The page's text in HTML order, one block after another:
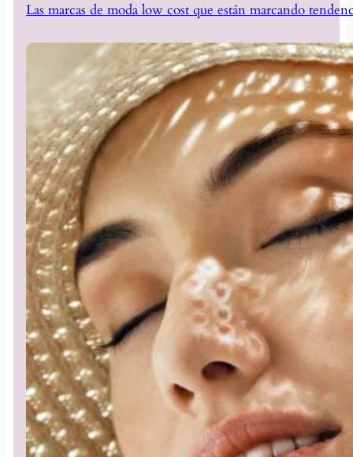
Las marcas de moda low cost que están marcando